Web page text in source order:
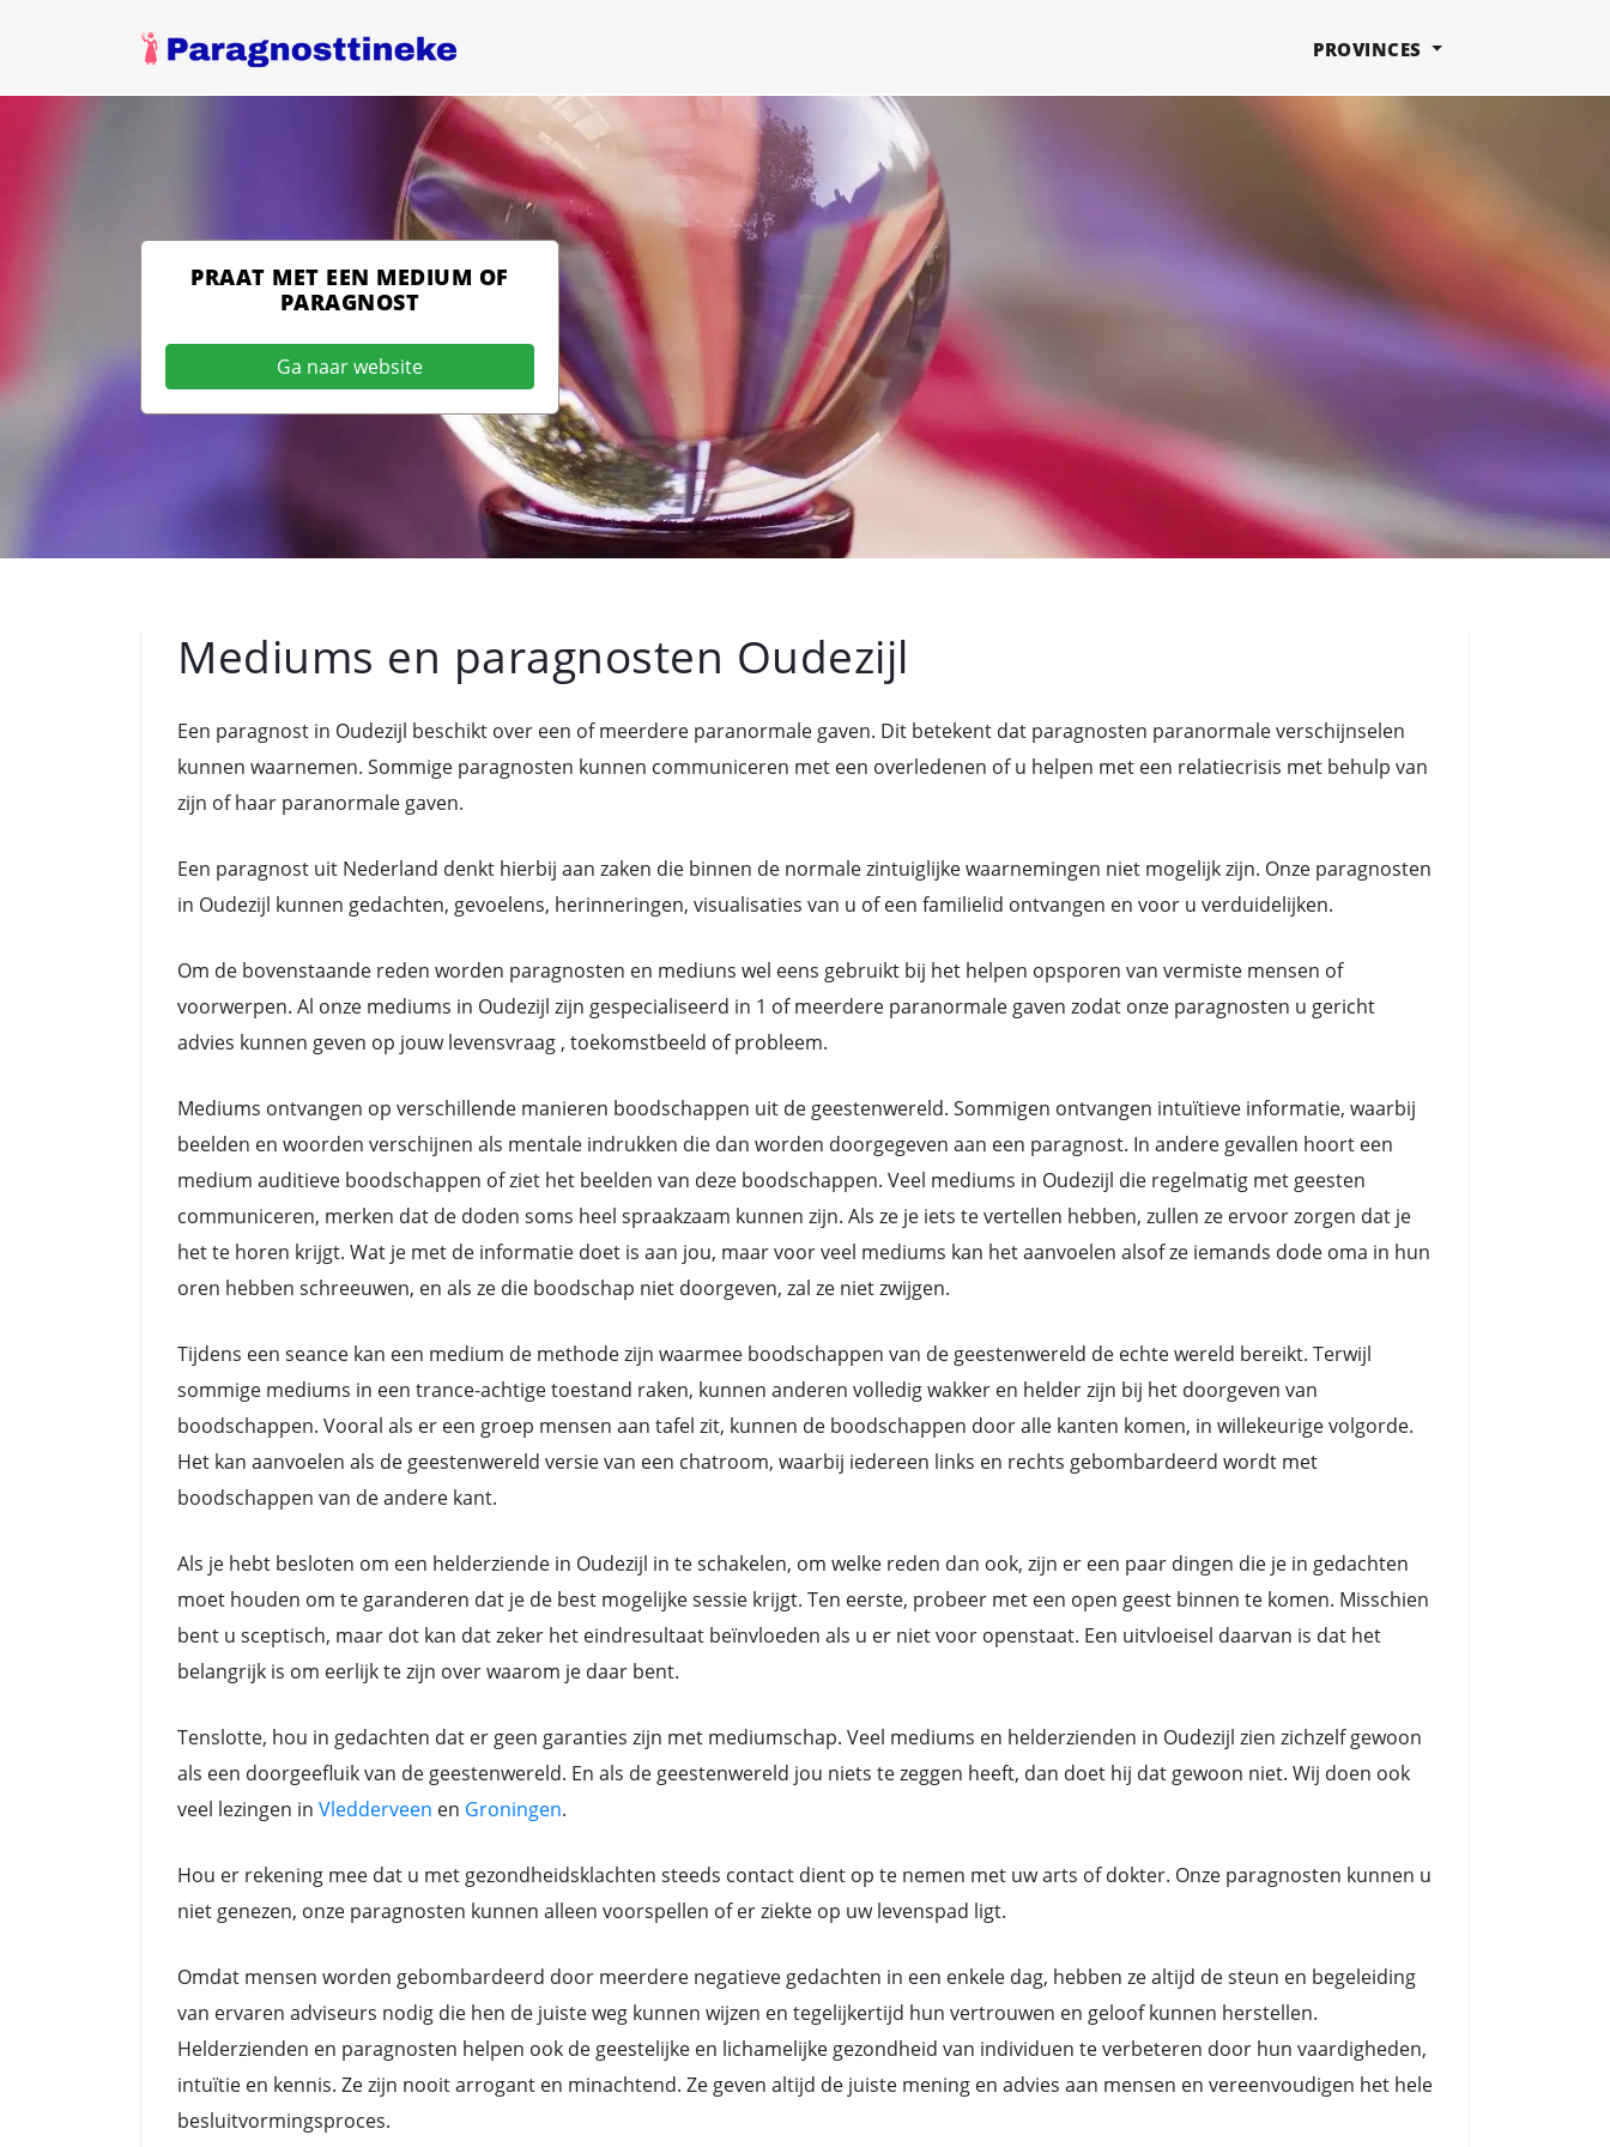
PROVINCES
PRAAT MET EEN MEDIUM OF
PARAGNOST
Ga naar website
Mediums en paragnosten Oudezijl
Een paragnost in Oudezijl beschikt over een of meerdere paranormale gaven. Dit betekent dat paragnosten paranormale verschijnselen
kunnen waarnemen. Sommige paragnosten kunnen communiceren met een overledenen of u helpen met een relatiecrisis met behulp van
zijn of haar paranormale gaven.
Een paragnost uit Nederland denkt hierbij aan zaken die binnen de normale zintuiglijke waarnemingen niet mogelijk zijn. Onze paragnosten
in Oudezijl kunnen gedachten, gevoelens, herinneringen, visualisaties van u of een familielid ontvangen en voor u verduidelijken.
Om de bovenstaande reden worden paragnosten en mediuns wel eens gebruikt bij het helpen opsporen van vermiste mensen of
voorwerpen. Al onze mediums in Oudezijl zijn gespecialiseerd in 1 of meerdere paranormale gaven zodat onze paragnosten u gericht
advies kunnen geven op jouw levensvraag , toekomstbeeld of probleem.
Mediums ontvangen op verschillende manieren boodschappen uit de geestenwereld. Sommigen ontvangen intuïtieve informatie, waarbij
beelden en woorden verschijnen als mentale indrukken die dan worden doorgegeven aan een paragnost. In andere gevallen hoort een
medium auditieve boodschappen of ziet het beelden van deze boodschappen. Veel mediums in Oudezijl die regelmatig met geesten
communiceren, merken dat de doden soms heel spraakzaam kunnen zijn. Als ze je iets te vertellen hebben, zullen ze ervoor zorgen dat je
het te horen krijgt. Wat je met de informatie doet is aan jou, maar voor veel mediums kan het aanvoelen alsof ze iemands dode oma in hun
oren hebben schreeuwen, en als ze die boodschap niet doorgeven, zal ze niet zwijgen.
Tijdens een seance kan een medium de methode zijn waarmee boodschappen van de geestenwereld de echte wereld bereikt. Terwijl
sommige mediums in een trance-achtige toestand raken, kunnen anderen volledig wakker en helder zijn bij het doorgeven van
boodschappen. Vooral als er een groep mensen aan tafel zit, kunnen de boodschappen door alle kanten komen, in willekeurige volgorde.
Het kan aanvoelen als de geestenwereld versie van een chatroom, waarbij iedereen links en rechts gebombardeerd wordt met
boodschappen van de andere kant.
Als je hebt besloten om een helderziende in Oudezijl in te schakelen, om welke reden dan ook, zijn er een paar dingen die je in gedachten
moet houden om te garanderen dat je de best mogelijke sessie krijgt. Ten eerste, probeer met een open geest binnen te komen. Misschien
bent u sceptisch, maar dot kan dat zeker het eindresultaat beïnvloeden als u er niet voor openstaat. Een uitvloeisel daarvan is dat het
belangrijk is om eerlijk te zijn over waarom je daar bent.
Tenslotte, hou in gedachten dat er geen garanties zijn met mediumschap. Veel mediums en helderzienden in Oudezijl zien zichzelf gewoon
als een doorgeefluik van de geestenwereld. En als de geestenwereld jou niets te zeggen heeft, dan doet hij dat gewoon niet. Wij doen ook
veel lezingen in Vledderveen en Groningen.
Hou er rekening mee dat u met gezondheidsklachten steeds contact dient op te nemen met uw arts of dokter. Onze paragnosten kunnen u
niet genezen, onze paragnosten kunnen alleen voorspellen of er ziekte op uw levenspad ligt.
Omdat mensen worden gebombardeerd door meerdere negatieve gedachten in een enkele dag, hebben ze altijd de steun en begeleiding
van ervaren adviseurs nodig die hen de juiste weg kunnen wijzen en tegelijkertijd hun vertrouwen en geloof kunnen herstellen.
Helderzienden en paragnosten helpen ook de geestelijke en lichamelijke gezondheid van individuen te verbeteren door hun vaardigheden,
intuïtie en kennis. Ze zijn nooit arrogant en minachtend. Ze geven altijd de juiste mening en advies aan mensen en vereenvoudigen het hele
besluitvormingsproces.